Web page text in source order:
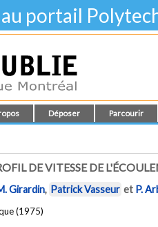
portail
Déposer Parcourir
DE VITESSE DE
Girardin, Patrick Vasseur et P.
(1975)